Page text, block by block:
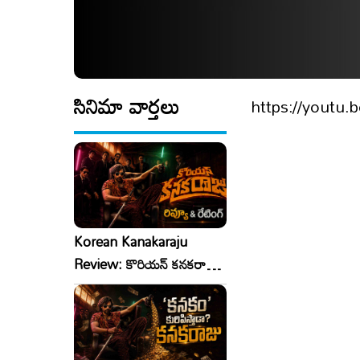
సినిమా వార్తలు
Korean Kanakaraju
Review: కొరియన్ కనకరాజు
రివ్యూ & రేటింగ్!
https://